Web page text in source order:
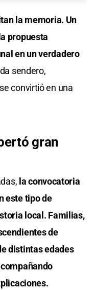
la memoria. Un
propuesta
en un verdadero
sendero,
convirtió en una
gran
la convocatoria
este tipo de
local. Familias,
de
distintas edades